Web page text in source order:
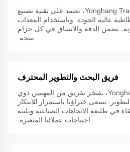
شركتنا، Yonghang Transmission، تعتمد على تقنية تصنيع
عالية الجودة. وباستخدام المعدات
نضمن الدقة والاتساق في كل حزام
ننتجه.
فريق البحث والتطوير المحترف
في Yonghang Transmission، نفتخر بفريق من المهنيين ذوي
يسعى خبراؤنا باستمرار للابتكار
في طليعة الاتجاهات الصناعية وتلبية
احتياجات عملائنا المتغيرة.